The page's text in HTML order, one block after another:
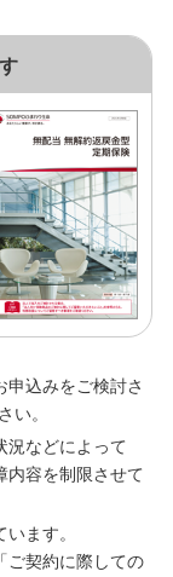
込みをご検討さ
い。
況などによって
内容を制限させて
ます。
ご契約に際しての